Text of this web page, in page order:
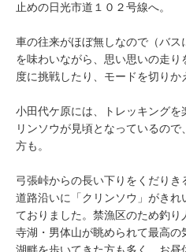
止めの日光市道１０２号線へ。
車の往来がほぼ無しなので（バ
を味わいながら、思い思いの走
度に挑戦したり、モードを切りか
小田代ケ原には、トレッキング
リンソウが見頃となっているの
方も。
弓張峠からの長い下りをくだり
道路沿いに「クリンソウ」がき
ておりました。禁漁区のため釣
寺湖・男体山が眺められて最高の